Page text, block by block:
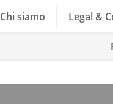
Chi siamo Legal &